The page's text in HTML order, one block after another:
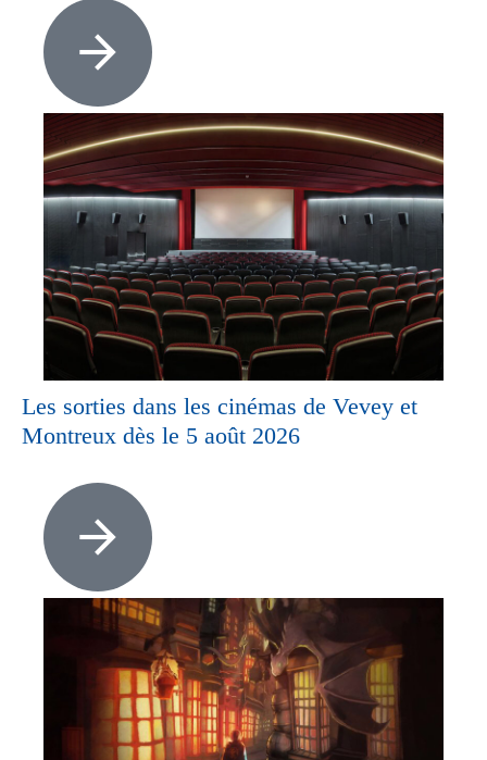
Les sorties dans les cinémas de Vevey et
Montreux dès le 5 août 2026